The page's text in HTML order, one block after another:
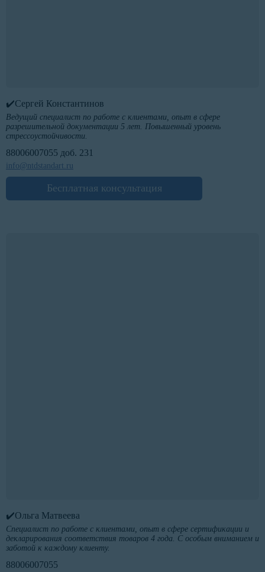
✔️Сергей Константинов
Ведущий специалист по работе с клиентами, опыт в сфере
разрешительной документации 5 лет. Повышенный уровень
стрессоустойчивости.
88006007055 доб. 231
info@ntdstandart.ru
Бесплатная консультация
✔️Ольга Матвеева
Специалист по работе с клиентами, опыт в сфере сертификации и
декларирования соответствия товаров 4 года. С особым вниманием и
заботой к каждому клиенту.
88006007055